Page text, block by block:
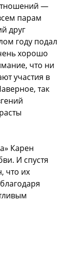
—
парам
друг
году подал
хорошо
что ни
участия в
так
Карен
И спустя
что их